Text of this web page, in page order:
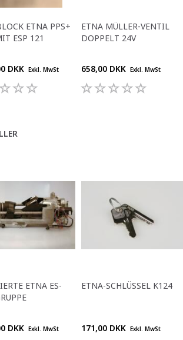
ETNA PPS+
ESP 121
DKK Exkl. MwSt
ETNA MÜLLER-VENTIL
DOPPELT 24V
658,00 DKK Exkl. MwSt
ETNA ES-
DKK Exkl. MwSt
ETNA-SCHLÜSSEL K124
171,00 DKK Exkl. MwSt